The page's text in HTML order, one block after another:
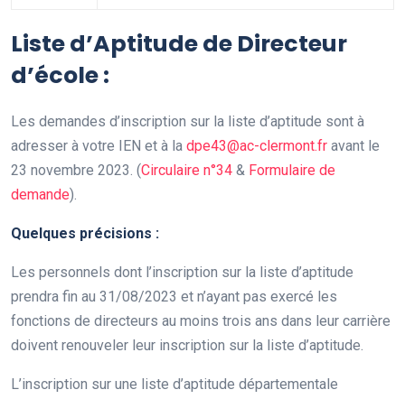
Liste d’Aptitude de Directeur
d’école :
Les demandes d’inscription sur la liste d’aptitude sont à
adresser à votre IEN et à la dpe43@ac-clermont.fr avant le
23 novembre 2023. (Circulaire n°34 & Formulaire de
demande).
Quelques précisions :
Les personnels dont l’inscription sur la liste d’aptitude
prendra fin au 31/08/2023 et n’ayant pas exercé les
fonctions de directeurs au moins trois ans dans leur carrière
doivent renouveler leur inscription sur la liste d’aptitude.
L’inscription sur une liste d’aptitude départementale